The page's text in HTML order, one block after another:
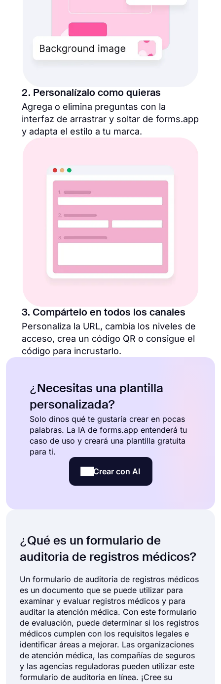
2. Personalízalo como quieras
Agrega o elimina preguntas con la
interfaz de arrastrar y soltar de forms.app
y adapta el estilo a tu marca.
3. Compártelo en todos los canales
Personaliza la URL, cambia los niveles de
acceso, crea un código QR o consigue el
código para incrustarlo.
¿Necesitas una plantilla
personalizada?
Solo dinos qué te gustaría crear en pocas
palabras. La IA de forms.app entenderá tu
caso de uso y creará una plantilla gratuita
para ti.
Crear con AI
¿Qué es un formulario de
auditoria de registros médicos?
Un formulario de auditoria de registros médicos
es un documento que se puede utilizar para
examinar y evaluar registros médicos y para
auditar la atención médica. Con este formulario
de evaluación, puede determinar si los registros
médicos cumplen con los requisitos legales e
identificar áreas a mejorar. Las organizaciones
de atención médica, las compañías de seguros
y las agencias reguladoras pueden utilizar este
formulario de auditoria en línea. ¡Cree su